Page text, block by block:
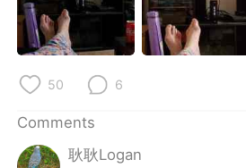
50 6
Comments
耿耿Logan